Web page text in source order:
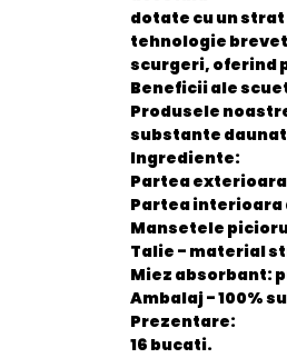
dotate cu un
tehnologie
scurgeri, oferind
Beneficii ale
Produsele
substante
Ingrediente:
Partea
Partea interioara
Mansetele
Talie - material
Miez absorbant:
Ambalaj - 100%
Prezentare:
16 bucati.